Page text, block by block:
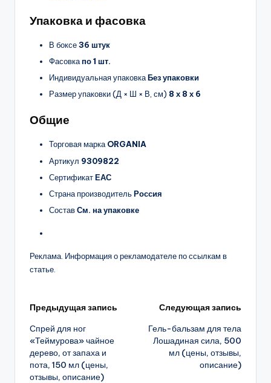
Упаковка и фасовка
В боксе36 штук
Фасовкапо 1 шт.
Индивидуальная упаковкаБез упаковки
Размер упаковки (Д × Ш × В, см) 8 х 8 х 6
Общие
Торговая маркаORGANIA
Артикул 9309822
СертификатЕАС
Страна производительРоссия
СоставСм. на упаковке
Реклама. Информация о рекламодателе по ссылкам в
статье.
Навигация
записи
Предыдущая запись
Спрей для ног
«Теймурова» чайное
дерево, от запаха и
пота, 150 мл (цены,
отзывы, описание)
Следующая запись
Гель-бальзам для тела
Лошадиная сила, 500
мл (цены, отзывы,
описание)